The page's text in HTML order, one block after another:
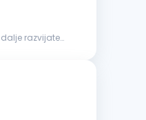
razvijate